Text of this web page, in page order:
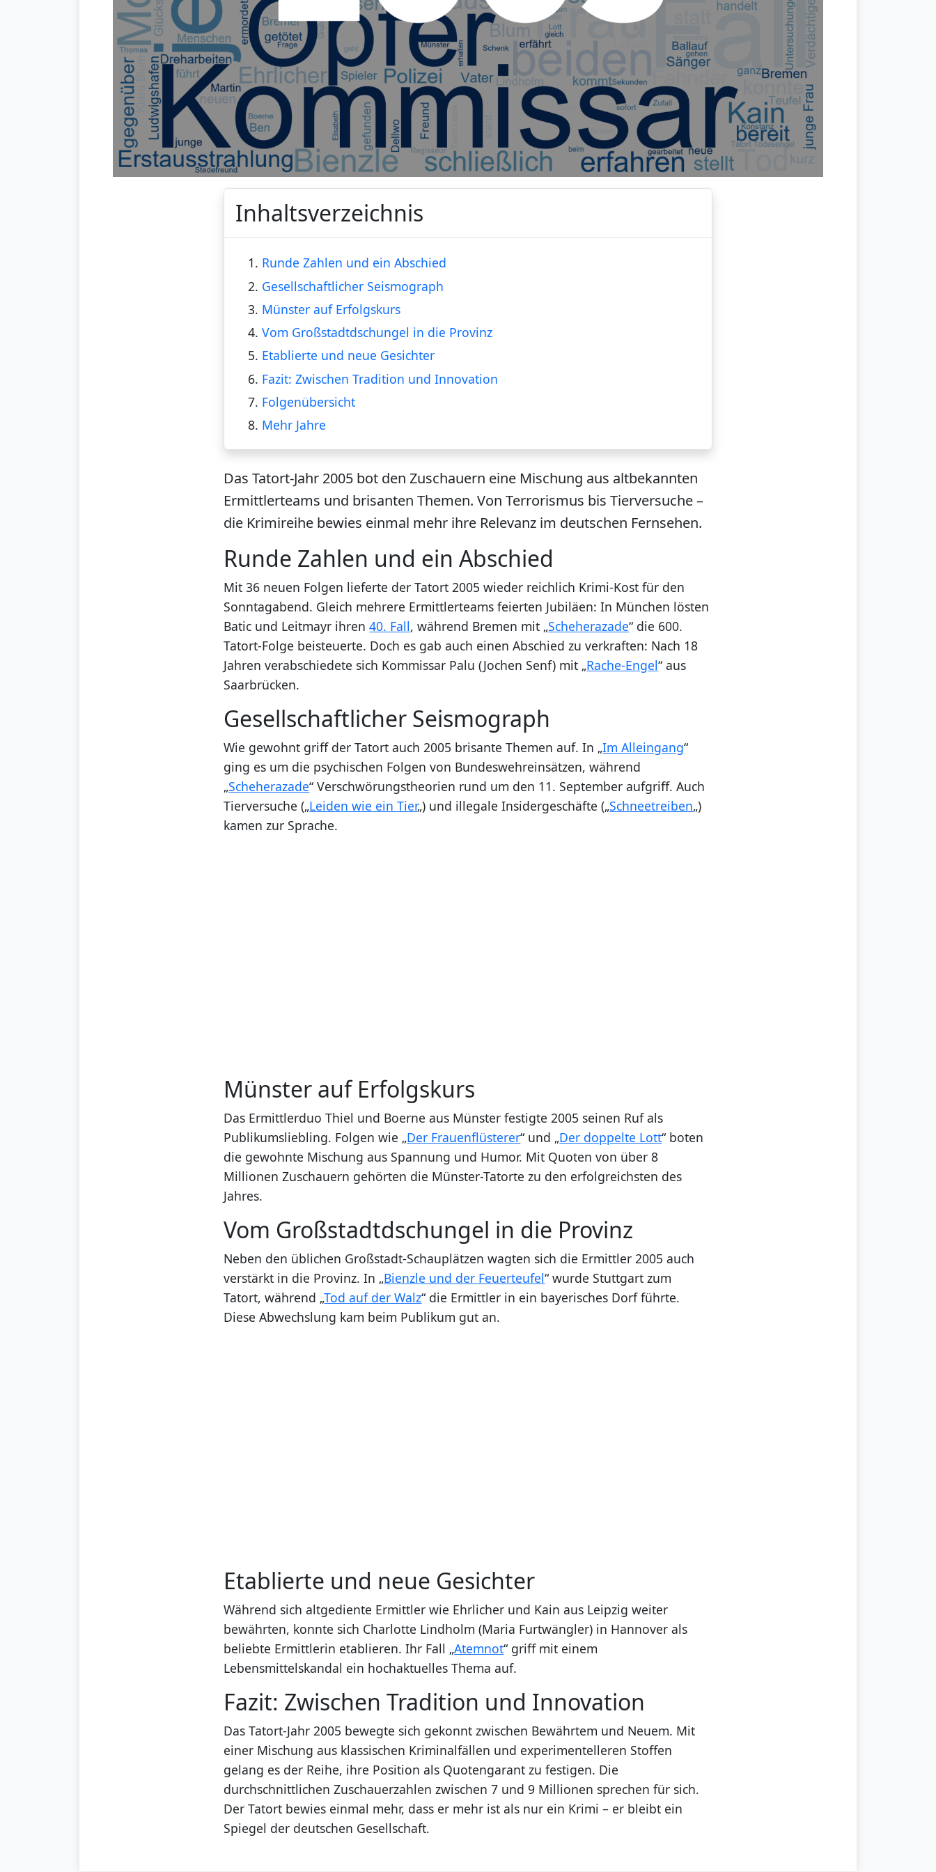
Inhaltsverzeichnis
1. Runde Zahlen und ein Abschied
2. Gesellschaftlicher Seismograph
3. Münster auf Erfolgskurs
4. Vom Großstadtdschungel in die Provinz
5. Etablierte und neue Gesichter
6. Fazit: Zwischen Tradition und Innovation
7. Folgenübersicht
8. Mehr Jahre
Das Tatort-Jahr 2005 bot den Zuschauern eine Mischung aus altbekannten
Ermittlerteams und brisanten Themen. Von Terrorismus bis Tierversuche –
die Krimireihe bewies einmal mehr ihre Relevanz im deutschen Fernsehen.
Runde Zahlen und ein Abschied
Mit 36 neuen Folgen lieferte der Tatort 2005 wieder reichlich Krimi-Kost für den
Sonntagabend. Gleich mehrere Ermittlerteams feierten Jubiläen: In München lösten
Batic und Leitmayr ihren40. Fall, während Bremen mit „Scheherazade“ die 600.
Tatort-Folge beisteuerte. Doch es gab auch einen Abschied zu verkraften: Nach 18
Jahren verabschiedete sich Kommissar Palu (Jochen Senf) mit „Rache-Engel“ aus
Saarbrücken.
Gesellschaftlicher Seismograph
Wie gewohnt griff der Tatort auch 2005 brisante Themen auf. In „Im Alleingang“
ging es um die psychischen Folgen von Bundeswehreinsätzen, während
„Scheherazade“ Verschwörungstheorien rund um den 11. September aufgriff. Auch
Tierversuche („Leiden wie ein Tier„) und illegale Insidergeschäfte („Schneetreiben„)
kamen zur Sprache.
Münster auf Erfolgskurs
Das Ermittlerduo Thiel und Boerne aus Münster festigte 2005 seinen Ruf als
Publikumsliebling. Folgen wie „Der Frauenflüsterer“ und „Der doppelte Lott“ boten
die gewohnte Mischung aus Spannung und Humor. Mit Quoten von über 8
Millionen Zuschauern gehörten die Münster-Tatorte zu den erfolgreichsten des
Jahres.
Vom Großstadtdschungel in die Provinz
Neben den üblichen Großstadt-Schauplätzen wagten sich die Ermittler 2005 auch
verstärkt in die Provinz. In „Bienzle und der Feuerteufel“ wurde Stuttgart zum
Tatort, während „Tod auf der Walz“ die Ermittler in ein bayerisches Dorf führte.
Diese Abwechslung kam beim Publikum gut an.
Etablierte und neue Gesichter
Während sich altgediente Ermittler wie Ehrlicher und Kain aus Leipzig weiter
bewährten, konnte sich Charlotte Lindholm (Maria Furtwängler) in Hannover als
beliebte Ermittlerin etablieren. Ihr Fall „Atemnot“ griff mit einem
Lebensmittelskandal ein hochaktuelles Thema auf.
Fazit: Zwischen Tradition und Innovation
Das Tatort-Jahr 2005 bewegte sich gekonnt zwischen Bewährtem und Neuem. Mit
einer Mischung aus klassischen Kriminalfällen und experimentelleren Stoffen
gelang es der Reihe, ihre Position als Quotengarant zu festigen. Die
durchschnittlichen Zuschauerzahlen zwischen 7 und 9 Millionen sprechen für sich.
Der Tatort bewies einmal mehr, dass er mehr ist als nur ein Krimi – er bleibt ein
Spiegel der deutschen Gesellschaft.